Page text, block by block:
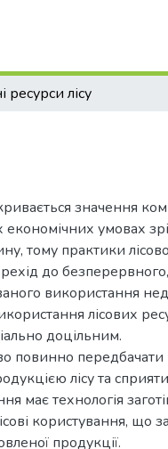
ресурси лісу
значення
економічних умовах
тому практики
до безперервного,
використання
лісових
доцільним.
повинно
лісу та
має технологія
користування, що
продукції.